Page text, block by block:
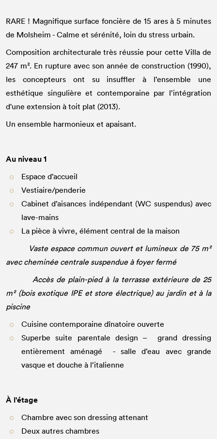
RARE ! Magnifique surface foncière de 15 ares à 5 minutes
de Molsheim - Calme et sérénité, loin du stress urbain.
Composition architecturale très réussie pour cette Villa de
247 m². En rupture avec son année de construction (1990),
les concepteurs ont su insuffler à l’ensemble une
esthétique singulière et contemporaine par l’intégration
d'une extension à toit plat (2013).
Un ensemble harmonieux et apaisant.
Au niveau 1
Espace d’accueil
Vestiaire/penderie
Cabinet d’aisances indépendant (WC suspendus) avec
lave-mains
La pièce à vivre, élément central de la maison
Vaste espace commun ouvert et lumineux de 75 m²
avec cheminée centrale suspendue à foyer fermé
Accès de plain-pied à la terrasse extérieure de 25
m² (bois exotique IPE et store électrique) au jardin et à la
piscine
Cuisine contemporaine dînatoire ouverte
Superbe suite parentale design – grand dressing
entièrement aménagé - salle d’eau avec grande
vasque et douche à l’italienne
À l'étage
Chambre avec son dressing attenant
Deux autres chambres